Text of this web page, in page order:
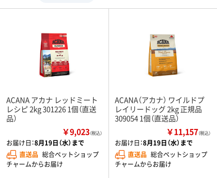
ACANA アカナ レッドミート
レシピ 2kg 301226 1個（直送
品）
￥9,023（税込）
お届け日：8月19日（水）まで
直送品 総合ペットショップ
チャームからお届け
ACANA（アカナ） ワイルドプ
レイリードッグ 2kg 正規品
309054 1個（直送品）
￥11,157（税込）
お届け日：8月19日（水）まで
直送品 総合ペットショップ
チャームからお届け